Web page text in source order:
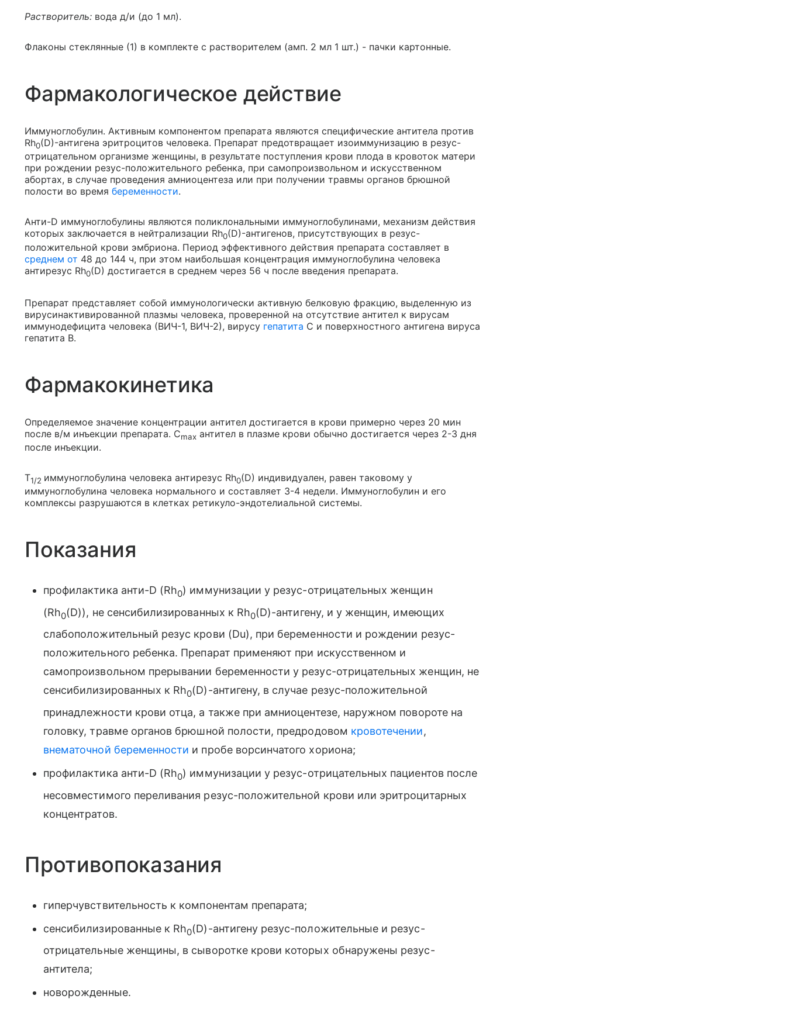
Растворитель: вода д/и (до 1 мл).
Флаконы стеклянные (1) в комплекте с растворителем (амп. 2 мл 1 шт.) - пачки картонные.
Фармакологическое действие
Иммуноглобулин. Активным компонентом препарата являются специфические антитела против
Rh0(D)-антигена эритроцитов человека. Препарат предотвращает изоиммунизацию в резус-
отрицательном организме женщины, в результате поступления крови плода в кровоток матери
при рождении резус-положительного ребенка, при самопроизвольном и искусственном
абортах, в случае проведения амниоцентеза или при получении травмы органов брюшной
полости во время беременности.
Анти-D иммуноглобулины являются поликлональными иммуноглобулинами, механизм действия
которых заключается в нейтрализации Rh0(D)-антигенов, присутствующих в резус-
положительной крови эмбриона. Период эффективного действия препарата составляет в
среднем от 48 до 144 ч, при этом наибольшая концентрация иммуноглобулина человека
антирезус Rh0(D) достигается в среднем через 56 ч после введения препарата.
Препарат представляет собой иммунологически активную белковую фракцию, выделенную из
вирусинактивированной плазмы человека, проверенной на отсутствие антител к вирусам
иммунодефицита человека (ВИЧ-1, ВИЧ-2), вирусу гепатита С и поверхностного антигена вируса
гепатита В.
Фармакокинетика
Определяемое значение концентрации антител достигается в крови примерно через 20 мин
после в/м инъекции препарата. Cmax антител в плазме крови обычно достигается через 2-3 дня
после инъекции.
T1/2 иммуноглобулина человека антирезус Rh0(D) индивидуален, равен таковому у
иммуноглобулина человека нормального и составляет 3-4 недели. Иммуноглобулин и его
комплексы разрушаются в клетках ретикуло-эндотелиальной системы.
Показания
профилактика анти-D (Rh0) иммунизации у резус-отрицательных женщин
(Rh0(D)), не сенсибилизированных к Rh0(D)-антигену, и у женщин, имеющих
слабоположительный резус крови (Du), при беременности и рождении резус-
положительного ребенка. Препарат применяют при искусственном и
самопроизвольном прерывании беременности у резус-отрицательных женщин, не
сенсибилизированных к Rh0(D)-антигену, в случае резус-положительной
принадлежности крови отца, а также при амниоцентезе, наружном повороте на
головку, травме органов брюшной полости, предродовом кровотечении,
внематочной беременности и пробе ворсинчатого хориона;
профилактика анти-D (Rh0) иммунизации у резус-отрицательных пациентов после
несовместимого переливания резус-положительной крови или эритроцитарных
концентратов.
Противопоказания
гиперчувствительность к компонентам препарата;
сенсибилизированные к Rh0(D)-антигену резус-положительные и резус-
отрицательные женщины, в сыворотке крови которых обнаружены резус-
антитела;
новорожденные.